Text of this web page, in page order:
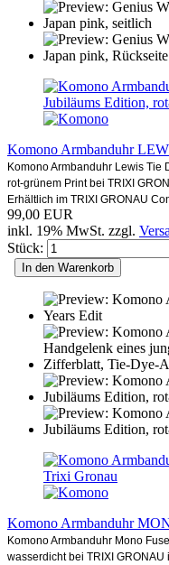
Komono Armbanduhr
Komono Armbanduhr Lewis Tie
rot-grünem Print bei TRIXI
Erhältlich im TRIXI GRONAU
99,00 EUR
inkl. 19% MwSt. zzgl.
Stück:
In den Warenkorb
Komono Armbanduhr
Komono Armbanduhr Mono
wasserdicht bei TRIXI GRONAU